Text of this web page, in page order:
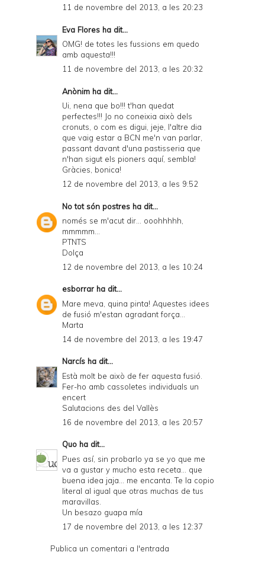
11 de novembre del 2013, a les 20:23
Eva Flores ha dit...
OMG! de totes les fussions em quedo
amb aquesta!!!
11 de novembre del 2013, a les 20:32
Anònim ha dit...
Ui, nena que bo!!! t'han quedat
perfectes!!! Jo no coneixia això dels
cronuts, o com es digui, jeje, l'altre dia
que vaig estar a BCN me'n van parlar,
passant davant d'una pastisseria que
n'han sigut els pioners aquí, sembla!
Gràcies, bonica!
12 de novembre del 2013, a les 9:52
No tot són postres ha dit...
només se m'acut dir... ooohhhhh,
mmmmm...
PTNTS
Dolça
12 de novembre del 2013, a les 10:24
esborrar ha dit...
Mare meva, quina pinta! Aquestes idees
de fusió m'estan agradant força...
Marta
14 de novembre del 2013, a les 19:47
Narcís ha dit...
Està molt be això de fer aquesta fusió.
Fer-ho amb cassoletes individuals un
encert
Salutacions des del Vallès
16 de novembre del 2013, a les 20:57
Quo ha dit...
Pues así, sin probarlo ya se yo que me
va a gustar y mucho esta receta... que
buena idea jaja... me encanta. Te la copio
literal al igual que otras muchas de tus
maravillas.
Un besazo guapa mía
17 de novembre del 2013, a les 12:37
Publica un comentari a l'entrada